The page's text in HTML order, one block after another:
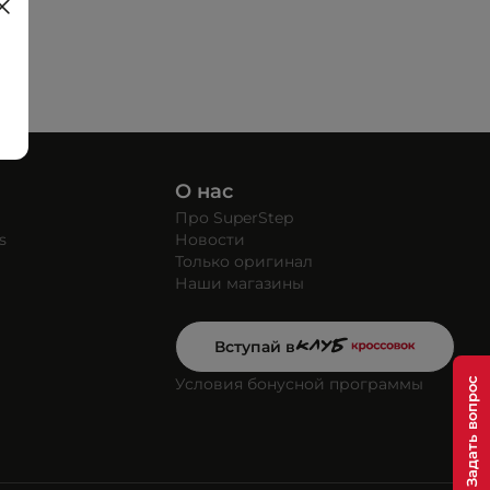
О нас
Про SuperStep
Новости
Только оригинал
Наши магазины
Вступай в
Условия бонусной программы